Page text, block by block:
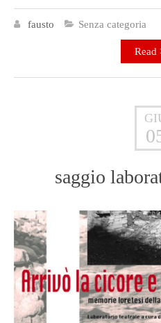
fausto Senza categoria
Read
saggio